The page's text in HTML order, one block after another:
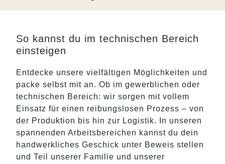
So kannst du im technischen Bereich
einsteigen
Entdecke unsere vielfältigen Möglichkeiten und
packe selbst mit an. Ob im gewerblichen oder
technischen Bereich: wir sorgen mit vollem
Einsatz für einen reibungslosen Prozess – von
der Produktion bis hin zur Logistik. In unseren
spannenden Arbeitsbereichen kannst du dein
handwerkliches Geschick unter Beweis stellen
und Teil unserer Familie und unserer